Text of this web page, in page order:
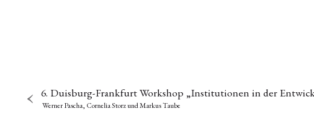
6. Duisburg-Frankfurt Workshop „Institutionen in der
Werner Pascha, Cornelia StorzundMarkus Taube